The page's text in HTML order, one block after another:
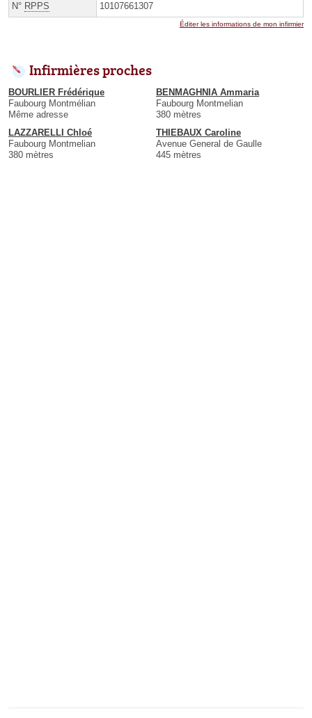
N° RPPS 10107661307
Éditer les informations de mon infirmier
Infirmières proches
BOURLIER Frédérique
Faubourg Montmélian
Même adresse
BENMAGHNIA Ammaria
Faubourg Montmelian
380 mètres
LAZZARELLI Chloé
Faubourg Montmelian
380 mètres
THIEBAUX Caroline
Avenue General de Gaulle
445 mètres